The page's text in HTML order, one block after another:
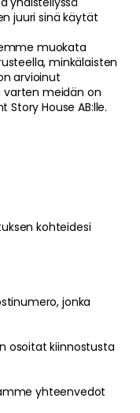
juuri sinä käytät
muokata
minkälaisten
arvioinut
varten meidän on
House AB:lle.
kohteidesi
jonka
osoitat kiinnostusta
yhteenvedot